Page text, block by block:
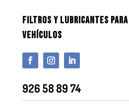
FILTROS Y LUBRICANTES
VEHÍCULOS
926 58 89 74